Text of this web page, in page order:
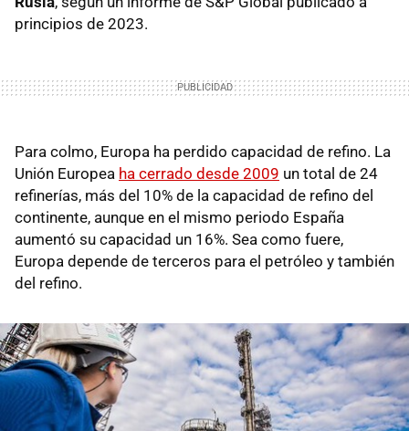
principios de 2023.
Para colmo, Europa ha perdido capacidad de refino. La
Unión Europea ha cerrado desde 2009 un total de 24
refinerías, más del 10% de la capacidad de refino del
continente, aunque en el mismo periodo España
aumentó su capacidad un 16%. Sea como fuere,
Europa depende de terceros para el petróleo y también
del refino.